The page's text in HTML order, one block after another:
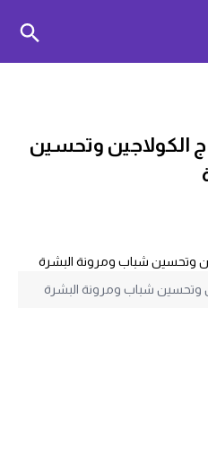
الكولاجين وتحسين
وتحسين شباب ومرونة البشرة